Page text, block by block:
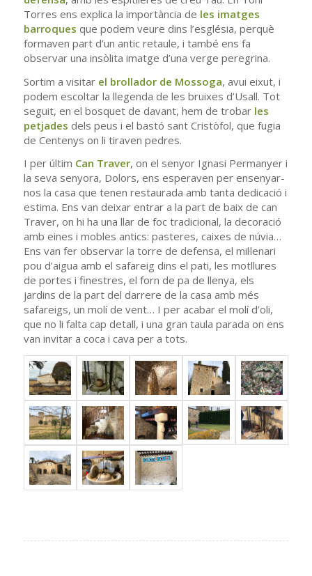
Torres ens explica la importància de les imatges
barroques que podem veure dins l’església, perquè
formaven part d’un antic retaule, i també ens fa
observar una insòlita imatge d’una verge peregrina.
Sortim a visitar el brollador de Mossoga, avui eixut, i
podem escoltar la llegenda de les bruixes d’Usall. Tot
seguit, en el bosquet de davant, hem de trobar les
petjades dels peus i el bastó sant Cristòfol, que fugia
de Centenys on li tiraven pedres.
I per últim Can Traver, on el senyor Ignasi Permanyer i
la seva senyora, Dolors, ens esperaven per ensenyar-
nos la casa que tenen restaurada amb tanta dedicació i
estima. Ens van deixar entrar a la part de baix de can
Traver, on hi ha una llar de foc tradicional, la decoració
amb eines i mobles antics: pasteres, caixes de núvia…
Ens van fer observar la torre de defensa, el mil·lenari
pou d’aigua amb el safareig dins el pati, les motllures
de portes i finestres, el forn de pa de llenya, els
jardins de la part del darrere de la casa amb més
safareigs, un molí de vent… I per acabar el molí d’oli,
que no li falta cap detall, i una gran taula parada on ens
van invitar a coca i cava per a tots.